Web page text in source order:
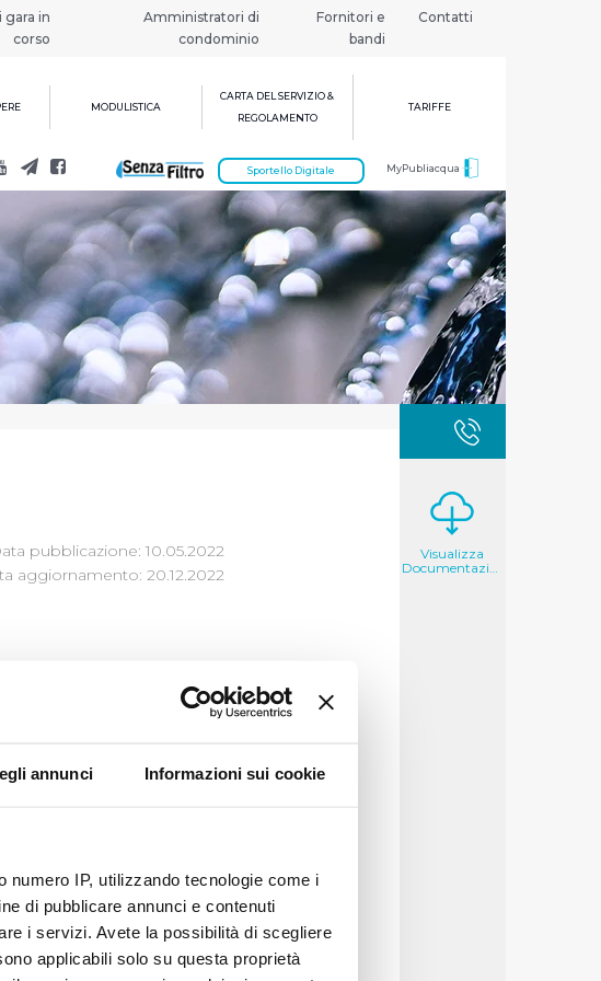
annunci Informazioni sui cookie
IP, utilizzando tecnologie come i
di pubblicare annunci e contenuti
i servizi. Avete la possibilità di scegliere
applicabili solo su questa proprietà
gara in
corso
Amministratori di
condominio
Fornitori e
bandi
Contatti
MODULISTICA
CARTA DEL SERVIZIO &
REGOLAMENTO
TARIFFE
MyPubliacqua
Sportello Digitale
pubblicazione: 10.05.2022
aggiornamento: 20.12.2022
dei consumi idrici è passata da
delibere ARERA n. 547/19 e n.
relativamente a tali
presente, in prima pagina, il
dei canali alternativi, che si
Visualizza
Documentazione